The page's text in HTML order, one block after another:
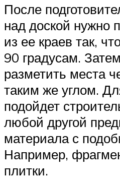
После
над доской нужно
из ее краев так,
90 градусам.
разметить места
таким же углом.
подойдет
любой другой
материала с
Например,
плитки.